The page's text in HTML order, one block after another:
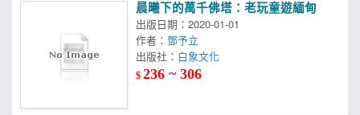
晨曦下的萬千佛塔：老玩童遊緬甸
出版日期：2020-01-01
作者：鄧予立
出版社：
$236 ~ 306